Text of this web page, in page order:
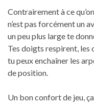
Contrairement à ce
n’est pas forcément un
un peu plus large te
Tes doigts respirent, les
tu peux enchaîner les
de position.
Un bon confort de jeu,